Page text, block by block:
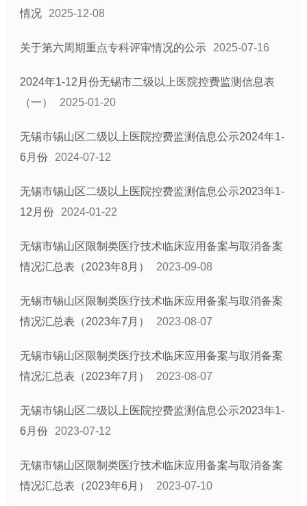
情况
2025-12-08
关于第六周期重点专科评审情况的公示 2025-07-16
2024年1-12月份无锡市二级以上医院控费监测信息表
（一）
2025-01-20
无锡市锡山区二级以上医院控费监测信息公示2024年1-
6月份
2024-07-12
无锡市锡山区二级以上医院控费监测信息公示2023年1-
12月份
2024-01-22
无锡市锡山区限制类医疗技术临床应用备案与取消备案
情况汇总表（2023年8月）
2023-09-08
无锡市锡山区限制类医疗技术临床应用备案与取消备案
情况汇总表（2023年7月）
2023-08-07
无锡市锡山区限制类医疗技术临床应用备案与取消备案
情况汇总表（2023年7月）
2023-08-07
无锡市锡山区二级以上医院控费监测信息公示2023年1-
6月份
2023-07-12
无锡市锡山区限制类医疗技术临床应用备案与取消备案
情况汇总表（2023年6月）
2023-07-10